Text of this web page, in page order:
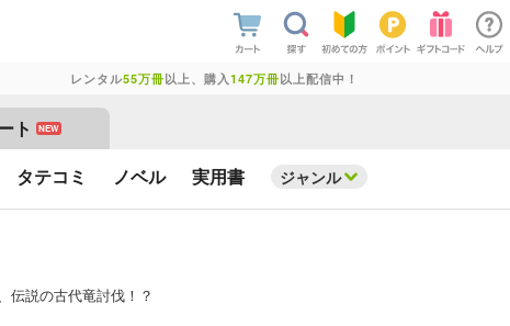
レンタル55万冊以上、購入 147万冊以上配信中！
ト NEW
タテコミ ノベル 実用書 ジャンル
伝説の古代竜討伐！？